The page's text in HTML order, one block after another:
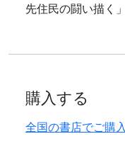
先住民の闘い描く」
購入する
全国の書店でご購